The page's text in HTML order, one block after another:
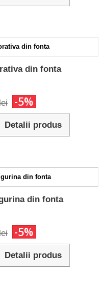
din fonta
-5%
Detalii produs
din fonta
-5%
Detalii produs